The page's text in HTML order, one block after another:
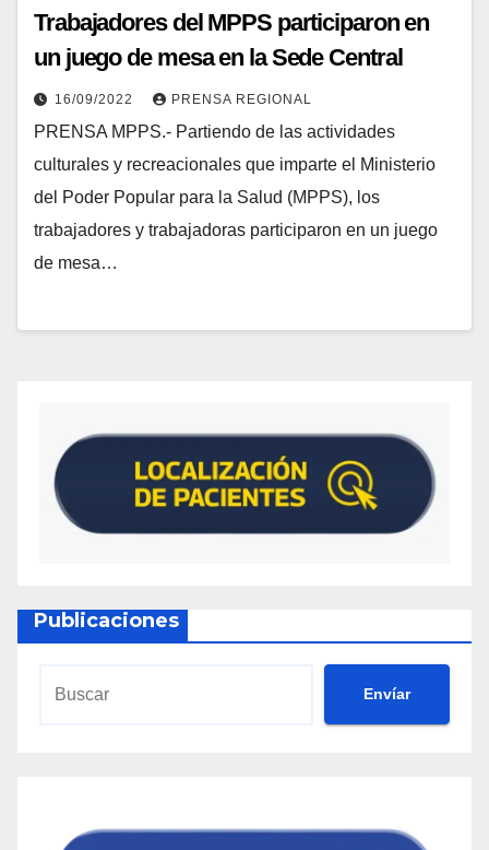
Trabajadores del MPPS participaron en
un juego de mesa en la Sede Central
16/09/2022 PRENSA REGIONAL
PRENSA MPPS.- Partiendo de las actividades
culturales y recreacionales que imparte el Ministerio
del Poder Popular para la Salud (MPPS), los
trabajadores y trabajadoras participaron en un juego
de mesa…
Publicaciones
Envíar